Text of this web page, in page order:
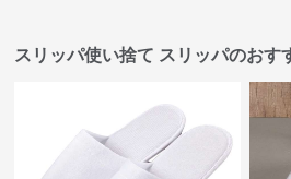
スリッパ使い捨て スリッパのおす